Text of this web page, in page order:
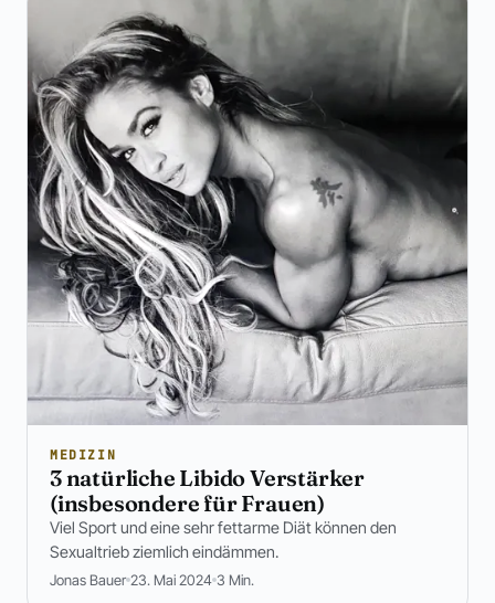
MEDIZIN
3 natürliche Libido Verstärker
(insbesondere für Frauen)
Viel Sport und eine sehr fettarme Diät können den
Sexualtrieb ziemlich eindämmen.
Jonas Bauer 23. Mai 2024 3 Min.